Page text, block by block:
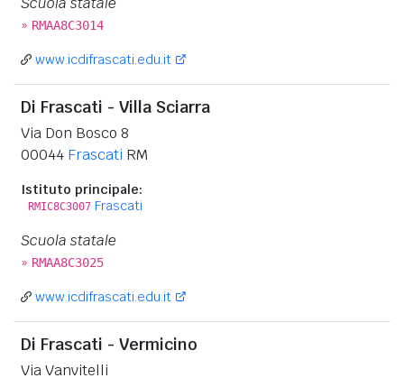
» RMAA8C3014
www.icdifrascati.edu.it
Di Frascati - Villa Sciarra
Via Don Bosco 8
00044 Frascati RM
Istituto principale:
RMIC8C3007 Frascati
Scuola statale
» RMAA8C3025
www.icdifrascati.edu.it
Di Frascati - Vermicino
Via Vanvitelli